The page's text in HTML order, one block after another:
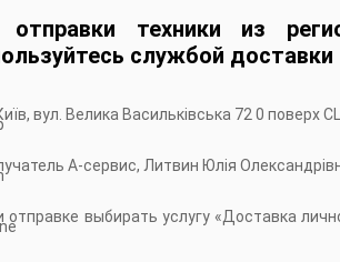
техники из
службой доставки
вул. Велика Васильківська 72 0 поверх
А-сервис, Литвин Юлія
отправке выбирать услугу «Доставка